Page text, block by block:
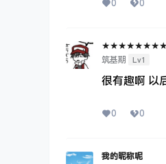
0 0
筑基期
Lv1
很有趣啊 以
0 0
我的昵称呢